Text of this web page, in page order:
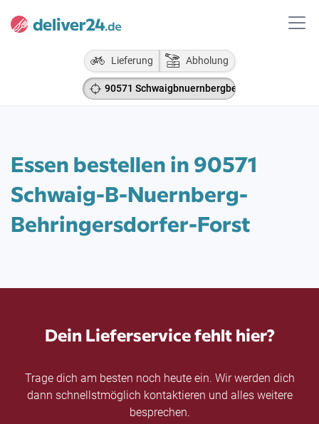
Lieferung Abholung
90571
Essen bestellen in 90571
Schwaig-B-Nuernberg-
Behringersdorfer-Forst
Dein Lieferservice fehlt hier?
Trage dich am besten noch heute ein. Wir werden dich
dann schnellstmöglich kontaktieren und alles weitere
besprechen.